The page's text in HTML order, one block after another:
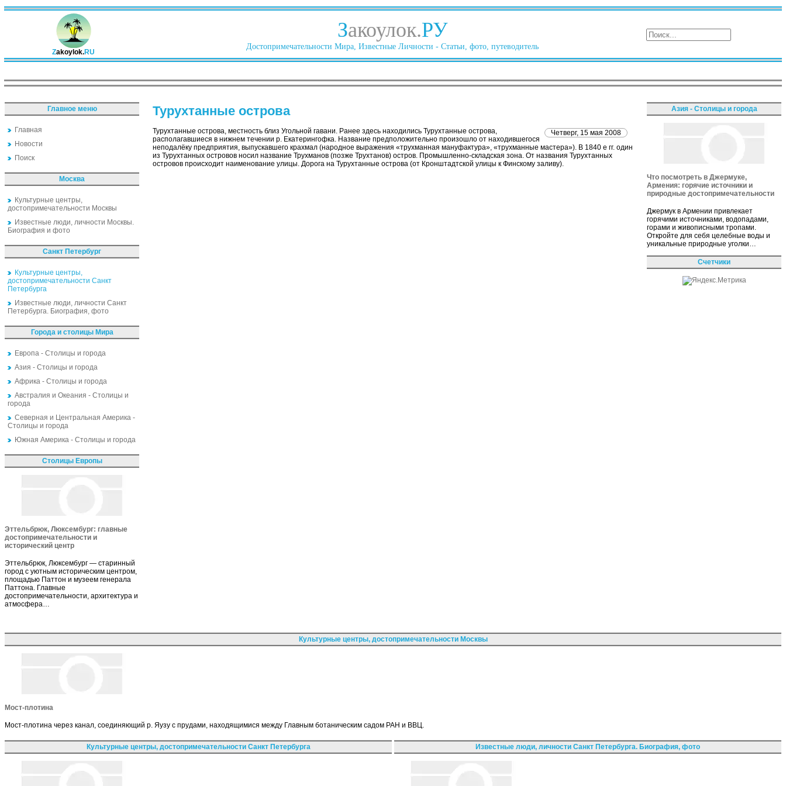
Zakoylok.RU
Закоулок.РУ
Достопримечательности Мира, Известные Личности - Статьи, фото, путеводитель
Главное меню
Главная
Новости
Поиск
Москва
Культурные центры,
достопримечательности Москвы
Известные люди, личности Москвы.
Биография и фото
Санкт Петербург
Культурные центры,
достопримечательности Санкт
Петербурга
Известные люди, личности Санкт
Петербурга. Биография, фото
Города и столицы Мира
Европа - Столицы и города
Азия - Столицы и города
Африка - Столицы и города
Австралия и Океания - Столицы и
города
Северная и Центральная Америка -
Столицы и города
Южная Америка - Столицы и города
Столицы Европы
Эттельбрюк, Люксембург: главные
достопримечательности и
исторический центр
Эттельбрюк, Люксембург — старинный
город с уютным историческим центром,
площадью Паттон и музеем генерала
Паттона. Главные
достопримечательности, архитектура и
атмосфера…
Турухтанные острова
Четверг, 15 мая 2008
Турухтанные острова, местность близ Угольной гавани. Ранее здесь находились Турухтанные острова,
располагавшиеся в нижнем течении р. Екатерингофка. Название предположительно произошло от находившегося
неподалёку предприятия, выпускавшего крахмал (народное выражения «трухманная мануфактура», «трухманные мастера»). В 1840 е гг. один
из Турухтанных островов носил название Трухманов (позже Трухтанов) остров. Промышленно-складская зона. От названия Турухтанных
островов происходит наименование улицы. Дорога на Турухтанные острова (от Кронштадтской улицы к Финскому заливу).
Азия - Столицы и города
Что посмотреть в Джермуке,
Армения: горячие источники и
природные достопримечательности
Джермук в Армении привлекает
горячими источниками, водопадами,
горами и живописными тропами.
Откройте для себя целебные воды и
уникальные природные уголки…
Счетчики
Культурные центры, достопримечательности Москвы
Мост-плотина
Мост-плотина через канал, соединяющий р. Яузу с прудами, находящимися между Главным ботаническим садом РАН и ВВЦ.
Культурные центры, достопримечательности Санкт Петербурга Известные люди, личности Санкт Петербурга. Биография, фото